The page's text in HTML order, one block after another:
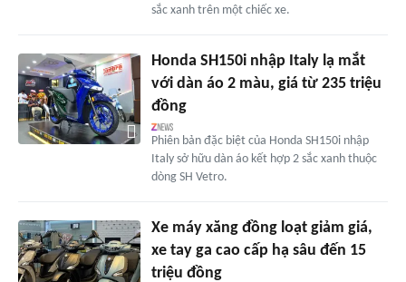
sắc xanh trên một chiếc xe.
Honda SH150i nhập Italy lạ mắt
với dàn áo 2 màu, giá từ 235 triệu
đồng
Phiên bản đặc biệt của Honda SH150i nhập
Italy sở hữu dàn áo kết hợp 2 sắc xanh thuộc
dòng SH Vetro.
Xe máy xăng đồng loạt giảm giá,
xe tay ga cao cấp hạ sâu đến 15
triệu đồng